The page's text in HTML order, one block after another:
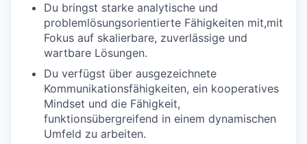
Du bringst starke analytische und
problemlösungsorientierte Fähigkeiten mit,mit
Fokus auf skalierbare, zuverlässige und
wartbare Lösungen.
Du verfügst über ausgezeichnete
Kommunikationsfähigkeiten, ein kooperatives
Mindset und die Fähigkeit,
funktionsübergreifend in einem dynamischen
Umfeld zu arbeiten.